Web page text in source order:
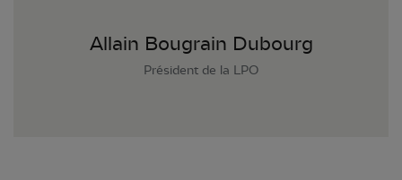
Allain Bougrain Dubourg
Président de la LPO